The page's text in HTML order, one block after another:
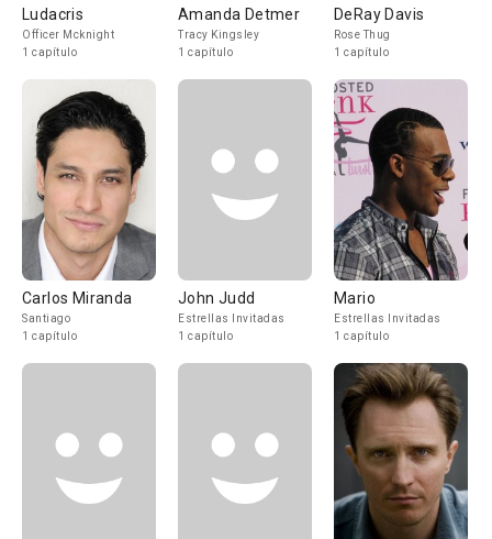
Ludacris
Officer Mcknight
1 capítulo
Amanda Detmer
Tracy Kingsley
1 capítulo
DeRay Davis
Rose Thug
1 capítulo
Carlos Miranda
Santiago
1 capítulo
John Judd
Estrellas Invitadas
1 capítulo
Mario
Estrellas Invitadas
1 capítulo